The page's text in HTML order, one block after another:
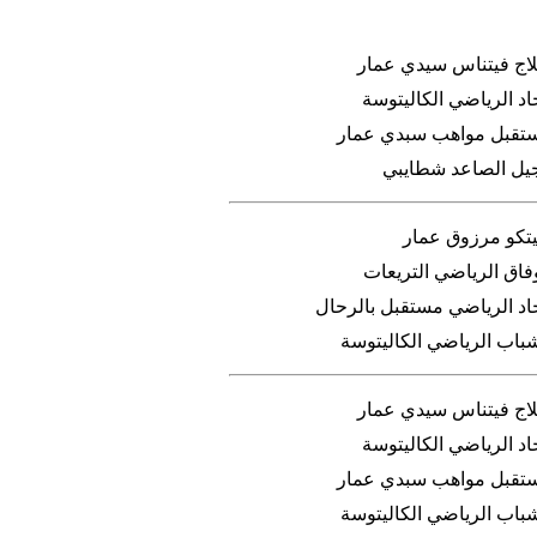
فيتناس سيدي عمار
الرياضي الكاليتوسة
مواهب سبدي عمار
الصاعد شطايبي
مرزوق عمار
الرياضي التريعات
الرياضي مستقبل بالرحال
الرياضي الكاليتوسة
فيتناس سيدي عمار
الرياضي الكاليتوسة
مواهب سبدي عمار
الرياضي الكاليتوسة